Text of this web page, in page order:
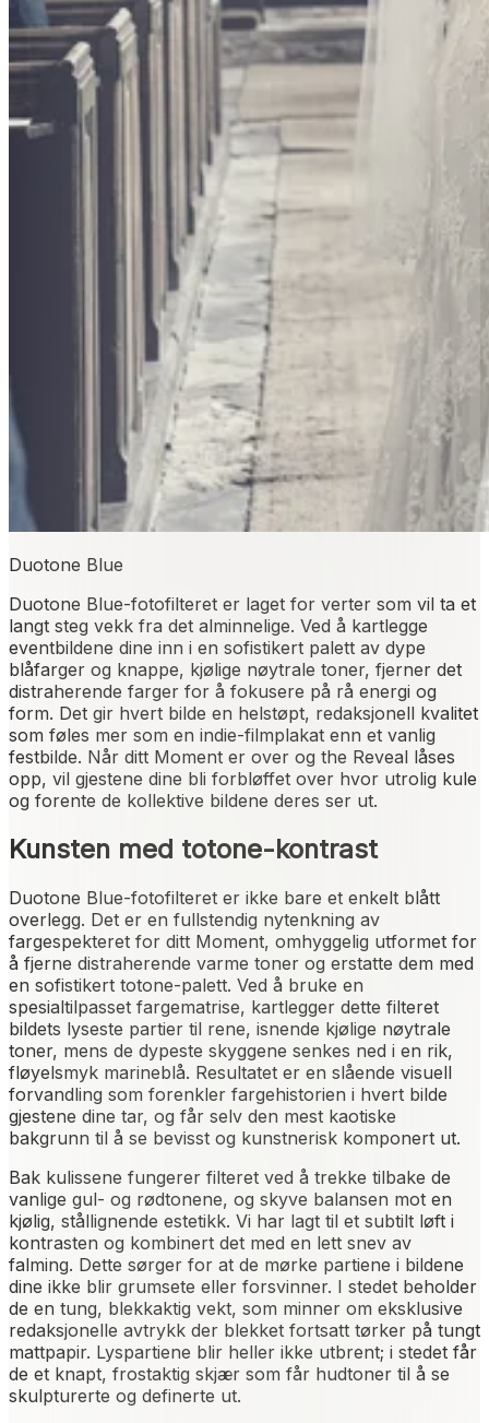
Duotone Blue
Duotone Blue-fotofilteret er laget for verter som vil ta et
langt steg vekk fra det alminnelige. Ved å kartlegge
eventbildene dine inn i en sofistikert palett av dype
blåfarger og knappe, kjølige nøytrale toner, fjerner det
distraherende farger for å fokusere på rå energi og
form. Det gir hvert bilde en helstøpt, redaksjonell kvalitet
som føles mer som en indie-filmplakat enn et vanlig
festbilde. Når ditt Moment er over og the Reveal låses
opp, vil gjestene dine bli forbløffet over hvor utrolig kule
og forente de kollektive bildene deres ser ut.
Kunsten med totone-kontrast
Duotone Blue-fotofilteret er ikke bare et enkelt blått
overlegg. Det er en fullstendig nytenkning av
fargespekteret for ditt Moment, omhyggelig utformet for
å fjerne distraherende varme toner og erstatte dem med
en sofistikert totone-palett. Ved å bruke en
spesialtilpasset fargematrise, kartlegger dette filteret
bildets lyseste partier til rene, isnende kjølige nøytrale
toner, mens de dypeste skyggene senkes ned i en rik,
fløyelsmyk marineblå. Resultatet er en slående visuell
forvandling som forenkler fargehistorien i hvert bilde
gjestene dine tar, og får selv den mest kaotiske
bakgrunn til å se bevisst og kunstnerisk komponert ut.
Bak kulissene fungerer filteret ved å trekke tilbake de
vanlige gul- og rødtonene, og skyve balansen mot en
kjølig, stållignende estetikk. Vi har lagt til et subtilt løft i
kontrasten og kombinert det med en lett snev av
falming. Dette sørger for at de mørke partiene i bildene
dine ikke blir grumsete eller forsvinner. I stedet beholder
de en tung, blekkaktig vekt, som minner om eksklusive
redaksjonelle avtrykk der blekket fortsatt tørker på tungt
mattpapir. Lyspartiene blir heller ikke utbrent; i stedet får
de et knapt, frostaktig skjær som får hudtoner til å se
skulpturerte og definerte ut.